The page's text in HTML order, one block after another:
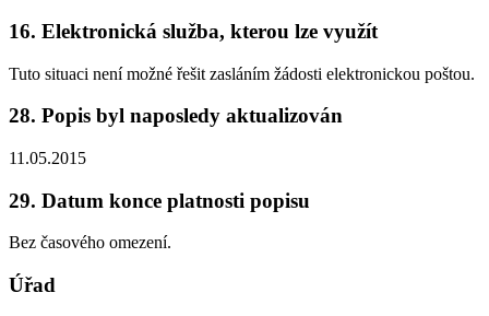
16. Elektronická služba, kterou lze využít
Tuto situaci není možné řešit zasláním žádosti elektronickou poštou.
28. Popis byl naposledy aktualizován
11.05.2015
29. Datum konce platnosti popisu
Bez časového omezení.
Úřad